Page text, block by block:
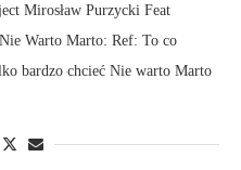
Mirosław Purzycki Feat
Warto Marto: Ref: To co
bardzo chcieć Nie warto Marto